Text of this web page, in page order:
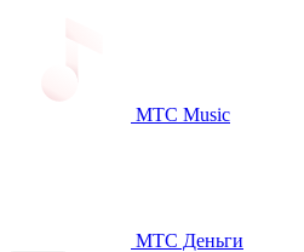
МТС Music
МТС Деньги